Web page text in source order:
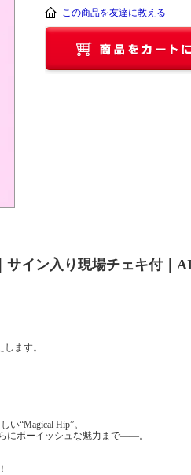
この商品を友達に教える
イン入り現場チェキ付｜
ます。
“Magical Hip”。
にボーイッシュな魅力まで――。